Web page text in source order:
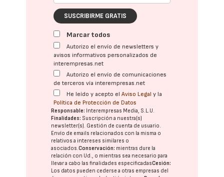
SUSCRIBIRME GRATIS
Marcar todos
Autorizo el envío de newsletters y
avisos informativos personalizados de
interempresas.net
Autorizo el envío de comunicaciones
de terceros vía interempresas.net
He leído y acepto elAviso Legal y la
Política de Protección de Datos
Responsable: Interempresas Media, S.L.U.
Finalidades: Suscripción a nuestra(s)
newsletter(s). Gestión de cuenta de usuario.
Envío de emails relacionados con la misma o
relativos a intereses similares o
asociados.Conservación: mientras dure la
relación con Ud., o mientras sea necesario para
llevar a cabo las finalidades especificadasCesión:
Los datos pueden cederse a otras empresas del